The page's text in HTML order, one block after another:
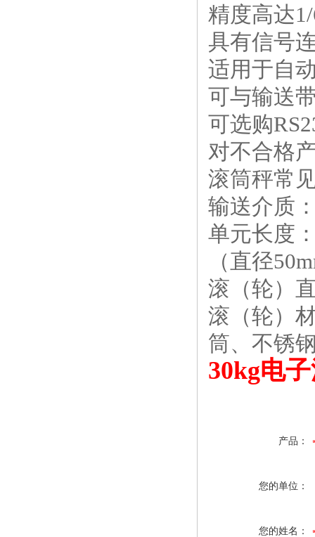
精度高达
具有信号
适用于自
可与输送
可选购
对不合格
滚筒秤常
输送介质
单元长度
（直径
滚（轮）
滚（轮）
筒、不锈
30kg电
产品：
您的单位：
您的姓名：